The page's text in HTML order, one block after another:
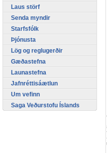
Laus störf
Senda myndir
Starfsfólk
Þjónusta
Lög og reglugerðir
Gæðastefna
Launastefna
Jafnréttisáætlun
Um vefinn
Saga Veðurstofu Íslands